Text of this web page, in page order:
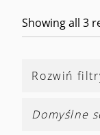
Showing all 3
Rozwiń